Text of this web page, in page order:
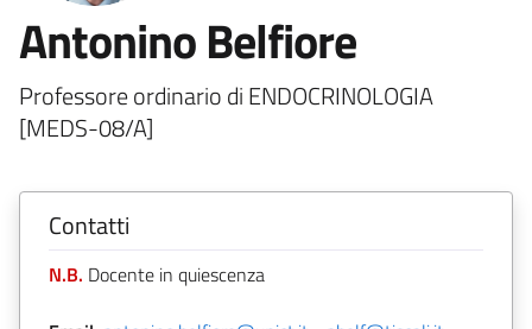
Antonino Belfiore
Professore ordinario di ENDOCRINOLOGIA
[MEDS-08/A]
Contatti
N.B. Docente in quiescenza